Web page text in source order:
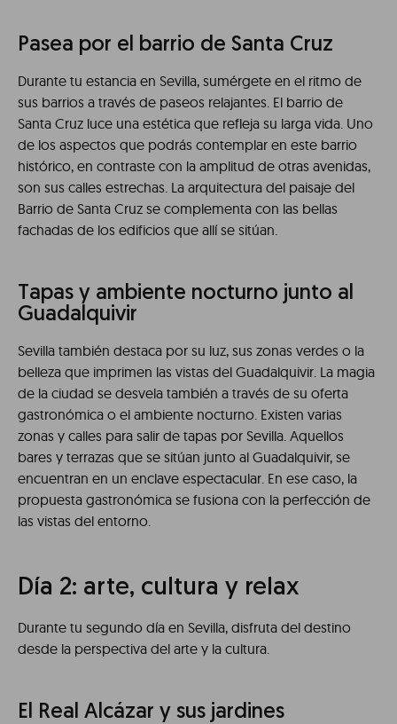
Pasea por el barrio de Santa Cruz
Durante tu estancia en Sevilla, sumérgete en el ritmo de
sus barrios a través de paseos relajantes. El barrio de
Santa Cruz luce una estética que refleja su larga vida. Uno
de los aspectos que podrás contemplar en este barrio
histórico, en contraste con la amplitud de otras avenidas,
son sus calles estrechas. La arquitectura del paisaje del
Barrio de Santa Cruz se complementa con las bellas
fachadas de los edificios que allí se sitúan.
Tapas y ambiente nocturno junto al
Guadalquivir
Sevilla también destaca por su luz, sus zonas verdes o la
belleza que imprimen las vistas del Guadalquivir. La magia
de la ciudad se desvela también a través de su oferta
gastronómica o el ambiente nocturno. Existen varias
zonas y calles para salir de tapas por Sevilla. Aquellos
bares y terrazas que se sitúan junto al Guadalquivir, se
encuentran en un enclave espectacular. En ese caso, la
propuesta gastronómica se fusiona con la perfección de
las vistas del entorno.
Día 2: arte, cultura y relax
Durante tu segundo día en Sevilla, disfruta del destino
desde la perspectiva del arte y la cultura.
El Real Alcázar y sus jardines